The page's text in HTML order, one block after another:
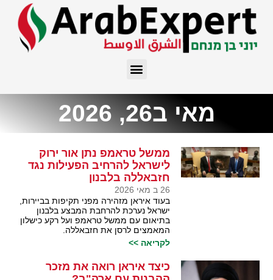
מאי ב26, 2026
ממשל טראמפ נתן אור ירוק
לישראל להרחיב הפעילות נגד
חזבאללה בלבנון
26 ב מאי 2026
בעוד איראן מזהירה מפני תקיפות בביירות,
ישראל נערכת להרחבת המבצע בלבנון
בתיאום עם ממשל טראמפ ועל רקע כישלון
המאמצים לרסן את חזבאללה.
לקריאה >>
כיצד איראן רואה את מזכר